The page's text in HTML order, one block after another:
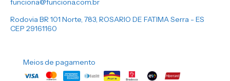
funciona@funciona.com.br
Rodovia BR 101 Norte, 783, ROSARIO DE FATIMA Serra - ES
CEP 29161160
Meios de pagamento